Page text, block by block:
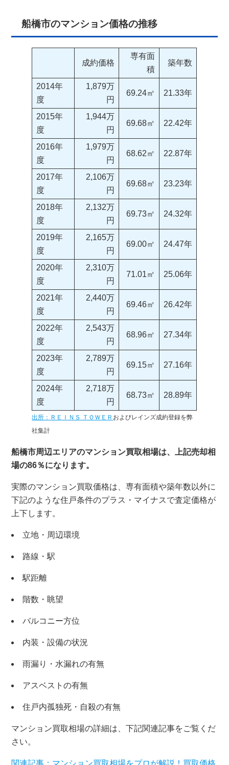
×
無料査定・売却相談
船橋市のマンション価格の推移
成約価格
専有面
積
築年数
2014年
度
1,879万
円
69.24㎡ 21.33年
2015年
度
1,944万
円
69.68㎡ 22.42年
2016年
度
1,979万
円
68.62㎡ 22.87年
2017年
度
2,106万
円
69.68㎡ 23.23年
2018年
度
2,132万
円
69.73㎡ 24.32年
2019年
度
2,165万
円
69.00㎡ 24.47年
2020年
度
2,310万
円
71.01㎡ 25.06年
2021年
度
2,440万
円
69.46㎡ 26.42年
2022年
度
2,543万
円
68.96㎡ 27.34年
2023年
度
2,789万
円
69.15㎡ 27.16年
2024年
度
2,718万
円
68.73㎡ 28.89年
出所：ＲＥＩＮＳ ＴＯＷＥＲ およびレインズ成約登録を弊
社集計
船橋市周辺エリアのマンション買取相場は、上記売却相
場の86％になります。
実際のマンション買取価格は、専有面積や築年数以外に
下記のような住戸条件のプラス・マイナスで査定価格が
上下します。
立地・周辺環境
路線・駅
駅距離
階数・眺望
バルコニー方位
内装・設備の状況
雨漏り・水漏れの有無
アスベストの有無
住戸内孤独死・自殺の有無
マンション買取相場の詳細は、下記関連記事をご覧くだ
さい。